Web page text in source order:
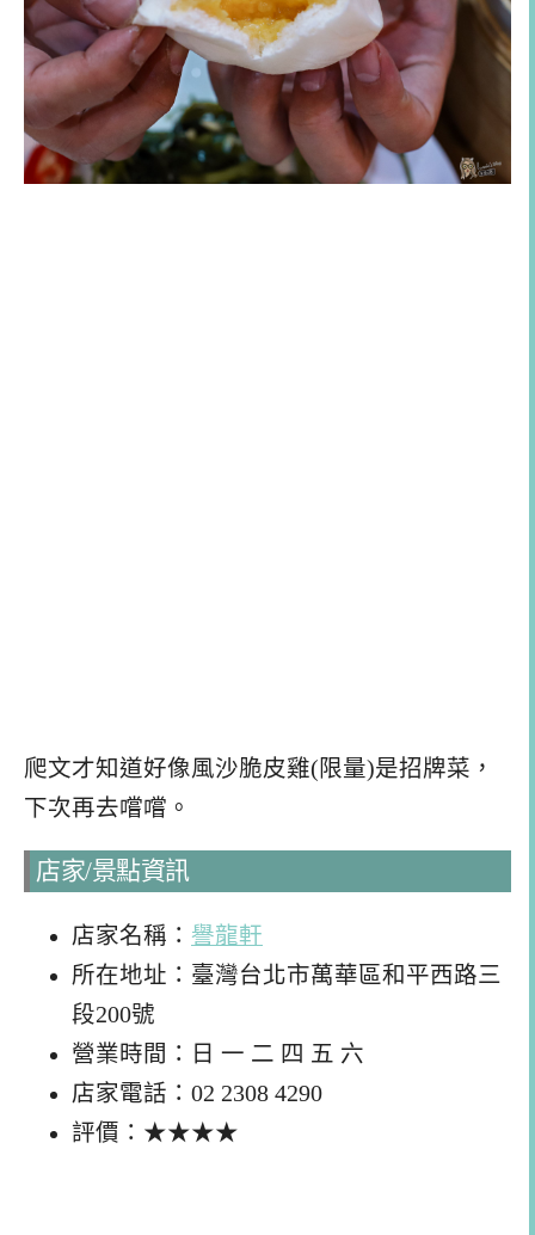
爬文才知道好像風沙脆皮雞(限量)是招牌菜，
下次再去嚐嚐。
店家/景點資訊
店家名稱： 譽龍軒
所在地址：臺灣台北市萬華區和平西路三
段200號
營業時間：日 一 二 四 五 六
店家電話：02 2308 4290
評價：★★★★